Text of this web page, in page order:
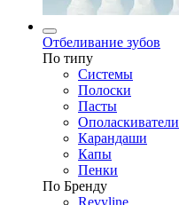
Отбеливание зубов
По типу
Системы
Полоски
Пасты
Ополаскиватели
Карандаши
Капы
Пенки
По Бренду